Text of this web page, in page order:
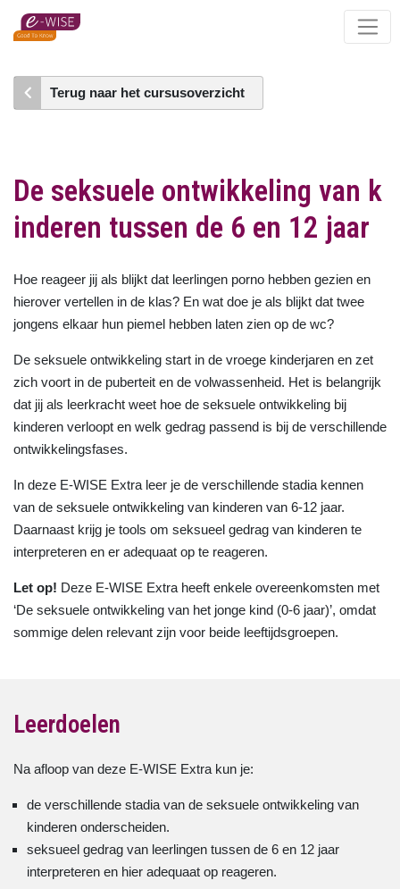
Skip
content
Terug naar het cursusoverzicht
De seksuele ontwikkeling van k
inderen tussen de 6 en 12 jaar
Hoe reageer jij als blijkt dat leerlingen porno hebben gezien en
hierover vertellen in de klas? En wat doe je als blijkt dat twee
jongens elkaar hun piemel hebben laten zien op de wc?
De seksuele ontwikkeling start in de vroege kinderjaren en zet
zich voort in de puberteit en de volwassenheid. Het is belangrijk
dat jij als leerkracht weet hoe de seksuele ontwikkeling bij
kinderen verloopt en welk gedrag passend is bij de verschillende
ontwikkelingsfases.
In deze E-WISE Extra leer je de verschillende stadia kennen
van de seksuele ontwikkeling van kinderen van 6-12 jaar.
Daarnaast krijg je tools om seksueel gedrag van kinderen te
interpreteren en er adequaat op te reageren.
Let op! Deze E-WISE Extra heeft enkele overeenkomsten met
‘De seksuele ontwikkeling van het jonge kind (0-6 jaar)’, omdat
sommige delen relevant zijn voor beide leeftijdsgroepen.
Leerdoelen
Na afloop van deze E-WISE Extra kun je:
de verschillende stadia van de seksuele ontwikkeling van
kinderen onderscheiden.
seksueel gedrag van leerlingen tussen de 6 en 12 jaar
interpreteren en hier adequaat op reageren.